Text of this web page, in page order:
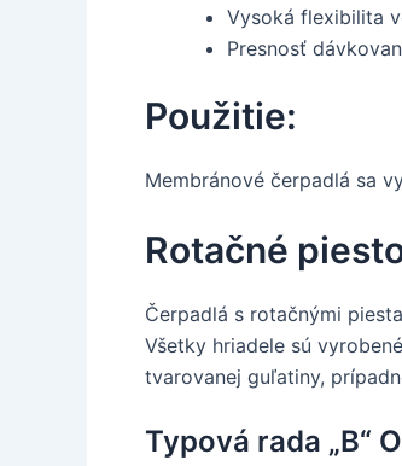
Vysoká flexibilita
Presnosť
Použitie:
Membránové čerpadlá sa
Rotačné
Čerpadlá s rotačnými
Všetky hriadele sú
tvarovanej guľatiny,
Typová rada „B“